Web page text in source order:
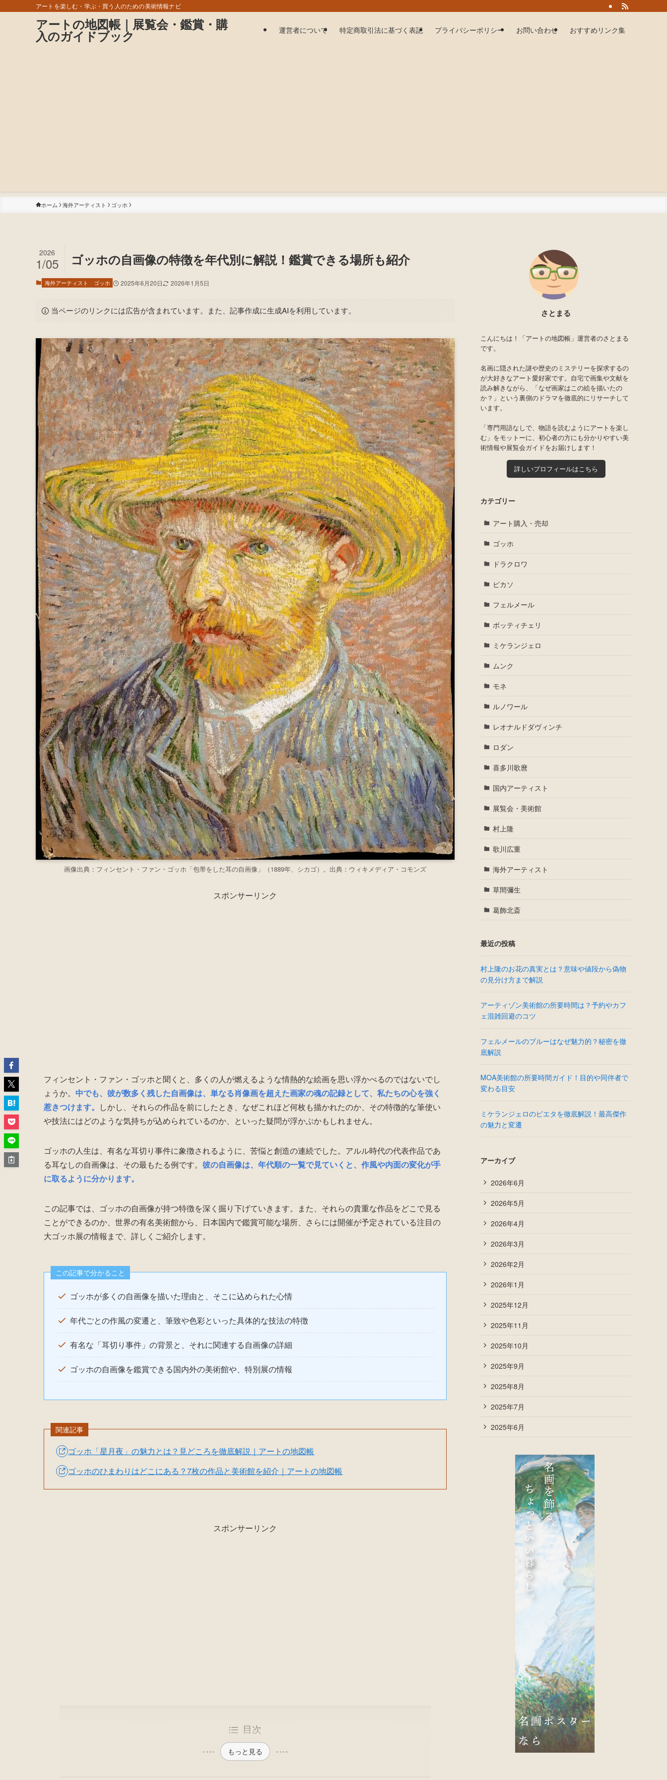
アートを楽しむ・学ぶ・買う人のための美術情報ナビ
アートの地図帳｜展覧会・鑑賞・購
入のガイドブック 運営者について 特定商取引法に基づく表記 プライバシーポリシー お問い合わせ おすすめリンク集
ホーム 海外アーティスト ゴッホ
ゴッホの自画像の特徴を年代別に解説！鑑賞できる場所も紹介
2026
1/05
海外アーティスト ゴッホ 2025年6月20日 2026年1月5日
当ページのリンクには広告が含まれています。また、記事作成に生成AIを利用しています。
画像出典：フィンセント・ファン・ゴッホ「包帯をした耳の自画像」（1889年、シカゴ）。出典：ウィキメディア・コモンズ
スポンサーリンク
フィンセント・ファン・ゴッホと聞くと、多くの人が燃えるような情熱的な絵画を思い浮かべるのではないでし
ょうか。 中でも、彼が数多く残した自画像は、単なる肖像画を超えた画家の魂の記録として、私たちの心を強く
惹きつけます。 しかし、それらの作品を前にしたとき、なぜこれほど何枚も描かれたのか、その特徴的な筆使い
や技法にはどのような気持ちが込められているのか、といった疑問が浮かぶかもしれません。
ゴッホの人生は、有名な耳切り事件に象徴されるように、苦悩と創造の連続でした。アルル時代の代表作品であ
る耳なしの自画像は、その最もたる例です。 彼の自画像は、年代順の一覧で見ていくと、作風や内面の変化が手
に取るように分かります。
この記事では、ゴッホの自画像が持つ特徴を深く掘り下げていきます。また、それらの貴重な作品をどこで見る
ことができるのか、世界の有名美術館から、日本国内で鑑賞可能な場所、さらには開催が予定されている注目の
大ゴッホ展の情報まで、詳しくご紹介します。
この記事で分かること
ゴッホが多くの自画像を描いた理由と、そこに込められた心情
年代ごとの作風の変遷と、筆致や色彩といった具体的な技法の特徴
有名な「耳切り事件」の背景と、それに関連する自画像の詳細
ゴッホの自画像を鑑賞できる国内外の美術館や、特別展の情報
関連記事
ゴッホ「星月夜」の魅力とは？見どころを徹底解説｜アートの地図帳
ゴッホのひまわりはどこにある？7枚の作品と美術館を紹介｜アートの地図帳
スポンサーリンク
目次
もっと見る
さとまる
こんにちは！「アートの地図帳」運営者のさとまる
です。
名画に隠された謎や歴史のミステリーを探求するの
が大好きなアート愛好家です。自宅で画集や文献を
読み解きながら、「なぜ画家はこの絵を描いたの
か？」という裏側のドラマを徹底的にリサーチして
います。
「専門用語なしで、物語を読むようにアートを楽し
む」をモットーに、初心者の方にも分かりやすい美
術情報や展覧会ガイドをお届けします！
詳しいプロフィールはこちら
カテゴリー
アート購入・売却
ゴッホ
ドラクロワ
ピカソ
フェルメール
ボッティチェリ
ミケランジェロ
ムンク
モネ
ルノワール
レオナルドダヴィンチ
ロダン
喜多川歌麿
国内アーティスト
展覧会・美術館
村上隆
歌川広重
海外アーティスト
草間彌生
葛飾北斎
最近の投稿
村上隆のお花の真実とは？意味や値段から偽物
の見分け方まで解説
アーティゾン美術館の所要時間は？予約やカフ
ェ混雑回避のコツ
フェルメールのブルーはなぜ魅力的？秘密を徹
底解説
MOA美術館の所要時間ガイド！目的や同伴者で
変わる目安
ミケランジェロのピエタを徹底解説！最高傑作
の魅力と変遷
アーカイブ
2026年6月
2026年5月
2026年4月
2026年3月
2026年2月
2026年1月
2025年12月
2025年11月
2025年10月
2025年9月
2025年8月
2025年7月
2025年6月